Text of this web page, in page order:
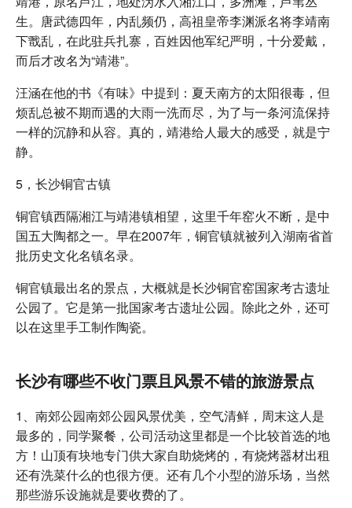
生。唐武德四年，内乱频仍，高祖皇帝李渊派名将李靖南
下戬乱，在此驻兵扎寨，百姓因他军纪严明，十分爱戴，
而后才改名为“靖港”。
汪涵在他的书《有味》中提到：夏天南方的太阳很毒，但
烦乱总被不期而遇的大雨一洗而尽，为了与一条河流保持
一样的沉静和从容。真的，靖港给人最大的感受，就是宁
静。
5，长沙铜官古镇
铜官镇西隔湘江与靖港镇相望，这里千年窑火不断，是中
国五大陶都之一。早在2007年，铜官镇就被列入湖南省首
批历史文化名镇名录。
铜官镇最出名的景点，大概就是长沙铜官窑国家考古遗址
公园了。它是第一批国家考古遗址公园。除此之外，还可
以在这里手工制作陶瓷。
长沙有哪些不收门票且风景不错的旅游景点
1、南郊公园南郊公园风景优美，空气清鲜，周末这人是
最多的，同学聚餐，公司活动这里都是一个比较首选的地
方！山顶有块地专门供大家自助烧烤的，有烧烤器材出租
还有洗菜什么的也很方便。还有几个小型的游乐场，当然
那些游乐设施就是要收费的了。